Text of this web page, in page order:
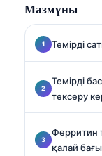
Мазмұны
Темірді
Темірді
тексеру
Ферритин
қалай